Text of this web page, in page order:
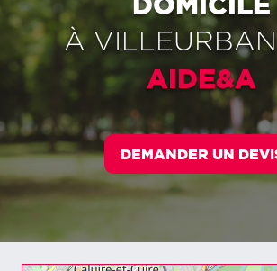
À
AIDE&A
DEMANDER UN